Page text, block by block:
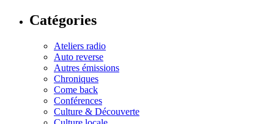
Catégories
Ateliers radio
Auto reverse
Autres émissions
Chroniques
Come back
Conférences
Culture & Découverte